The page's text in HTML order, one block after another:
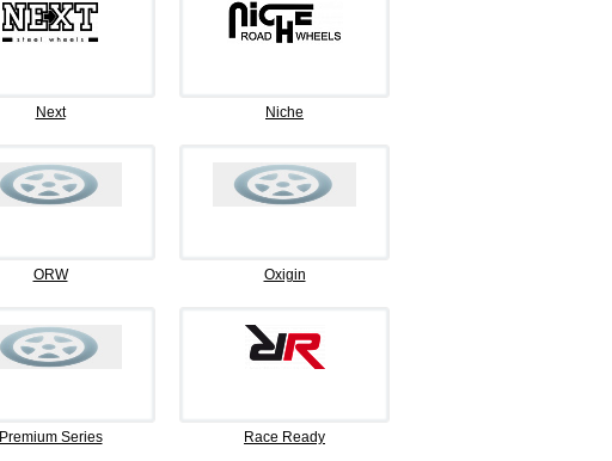
Next Niche
ORW Oxigin
Premium Series Race Ready